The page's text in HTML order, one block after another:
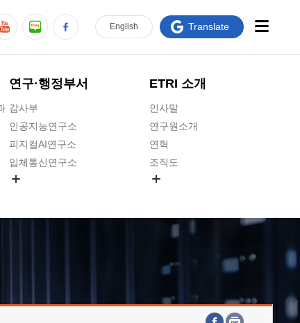
연구·행정부서
감사부
인공지능연구소
피지컬AI연구소
입체통신연구소
호남권연구본부
ETRI 소개
인사말
연구원소개
연혁
조직도
연구원 고객헌장
주요업무연락처
English Translate